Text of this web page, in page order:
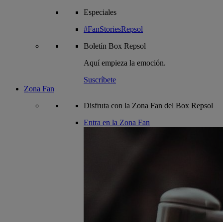
Especiales
#FanStoriesRepsol
Boletín Box Repsol
Aquí empieza la emoción.
Suscríbete
Zona Fan
Disfruta con la Zona Fan del Box Repsol
Entra en la Zona Fan